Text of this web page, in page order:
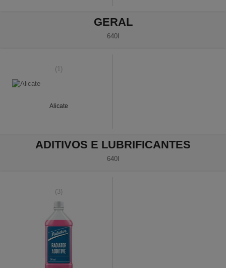
GERAL
640I
(1)
Alicate
ADITIVOS E LUBRIFICANTES
640I
(3)